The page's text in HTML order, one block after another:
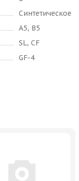
Синтетическое
A5, B5
SL, CF
GF-4